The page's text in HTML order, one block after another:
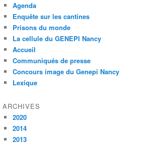
Agenda
Enquête sur les cantines
Prisons du monde
La cellule du GENEPI Nancy
Accueil
Communiqués de presse
Concours image du Genepi Nancy
Lexique
ARCHIVES
2020
2014
2013